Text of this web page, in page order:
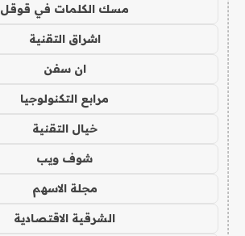
مسك الكلمات في قوقل
اشراق التقنية
ان سفن
مرابع التكنولوجيا
خيال التقنية
شوف ويب
مجلة الاسهم
الشرقية الاقتصادية